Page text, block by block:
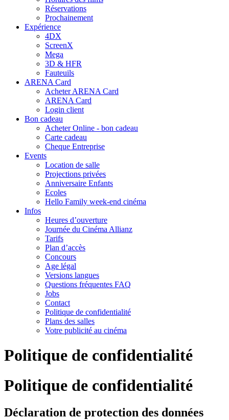
Réservations
Prochainement
Expérience
4DX
ScreenX
Mega
3D & HFR
Fauteuils
ARENA Card
Acheter ARENA Card
ARENA Card
Login client
Bon cadeau
Acheter Online - bon cadeau
Carte cadeau
Cheque Entreprise
Events
Location de salle
Projections privées
Anniversaire Enfants
Ecoles
Hello Family week-end cinéma
Infos
Heures d’ouverture
Journée du Cinéma Allianz
Tarifs
Plan d’accès
Concours
Age légal
Versions langues
Questions fréquentes FAQ
Jobs
Contact
Politique de confidentialité
Plans des salles
Votre publicité au cinéma
Politique de confidentialité
Politique de confidentialité
Déclaration de protection des données